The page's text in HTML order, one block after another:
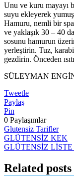
Unu ve kuru mayayı
suyu ekleyerek
Hamuru, nemli bir
ve yaklaşık 30 – 40
sosunu hamurun
yerleştirin. Tuz,
gezdirin. Önceden
SÜLEYMAN
Tweetle
Paylaş
Pin
0 Paylaşımlar
Glutensiz Tarifler
Yazı
dolaşımı
GLÜTENSİZ KEK
GLÜTENSİZ
Related posts